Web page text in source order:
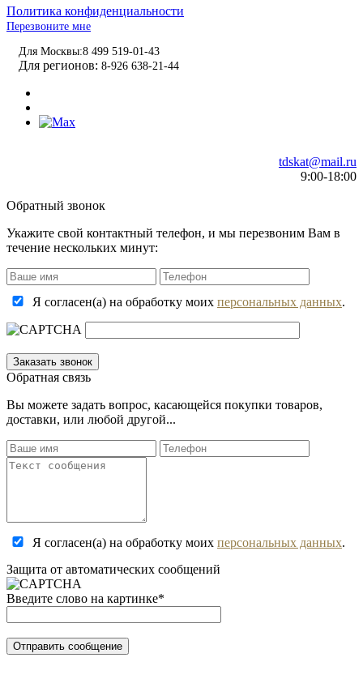
Политика конфиденциальности
Перезвоните мне
Для Москвы:8 499 519-01-43
Для регионов: 8-926 638-21-44
tdskat@mail.ru
9:00-18:00
Обратный звонок
Укажите свой контактный телефон, и мы перезвоним Вам в
течение нескольких минут:
Я согласен(а) на обработку моих персональных данных.
Обратная связь
Вы можете задать вопрос, касающейся покупки товаров,
доставки, или любой другой...
Я согласен(а) на обработку моих персональных данных.
Защита от автоматических сообщений
Введите слово на картинке*